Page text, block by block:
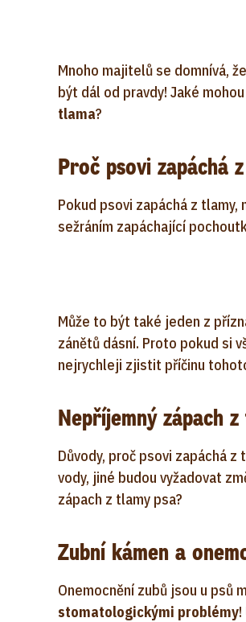
Mnoho majitelů se domnívá,
být dál od pravdy! Jaké
tlama?
Proč psovi zapáchá
Pokud psovi zapáchá z
sežráním zapáchající
Může to být také jeden z
zánětů dásní. Proto pokud si
nejrychleji zjistit příčinu
Nepříjemný zápach
Důvody, proč psovi zapáchá
vody, jiné budou vyžadovat
zápach z tlamy psa?
Zubní kámen a
Onemocnění zubů jsou u psů
stomatologickými problémy